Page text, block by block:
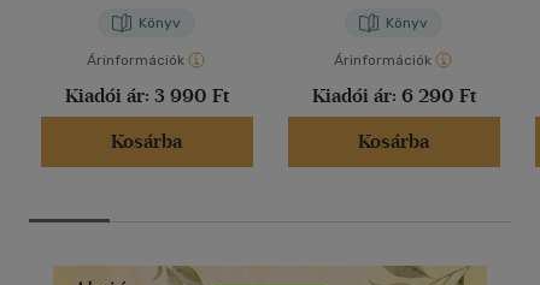
Könyv
Árinformációk
Kiadói ár: 3 990 Ft
Kosárba
Könyv
Árinformációk
Kiadói ár: 6 290 Ft
Kosárba